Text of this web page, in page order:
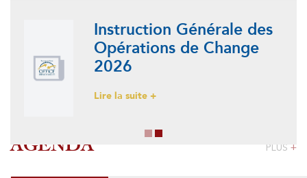
Instruction Générale des
Opérations de Change
2026
Lire la suite +
AGENDA PLUS +